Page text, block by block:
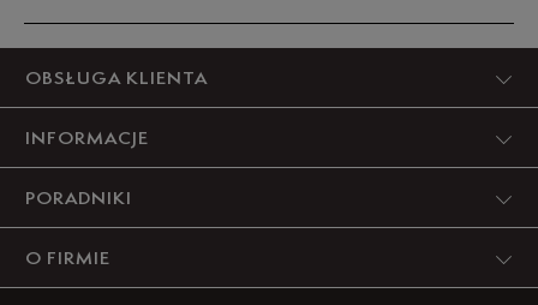
OBSŁUGA KLIENTA
INFORMACJE
PORADNIKI
O FIRMIE